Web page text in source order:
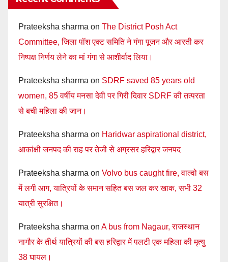
Prateeksha sharma on The District Posh Act
Committee, जिला पॉश एक्ट समिति ने गंगा पूजन और आरती कर
निष्पक्ष निर्णय लेने का मां गंगा से आशीर्वाद लिया।
Prateeksha sharma on SDRF saved 85 years old
women, 85 वर्षीय मनसा देवी पर गिरी दिवार SDRF की तत्परता
से बची महिला की जान।
Prateeksha sharma on Haridwar aspirational district,
आकांक्षी जनपद की राह पर तेजी से अग्रसर हरिद्वार जनपद
Prateeksha sharma on Volvo bus caught fire, वाल्वो बस
में लगी आग, यात्रियों के समान सहित बस जल कर खाक, सभी 32
यात्री सुरक्षित।
Prateeksha sharma on A bus from Nagaur, राजस्थान
नागौर के तीर्थ यात्रियों की बस हरिद्वार में पलटी एक महिला की मृत्यु
38 घायल।